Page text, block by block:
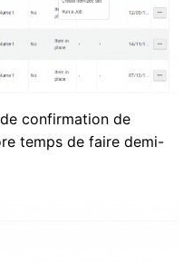
confirmation de
temps de faire demi-